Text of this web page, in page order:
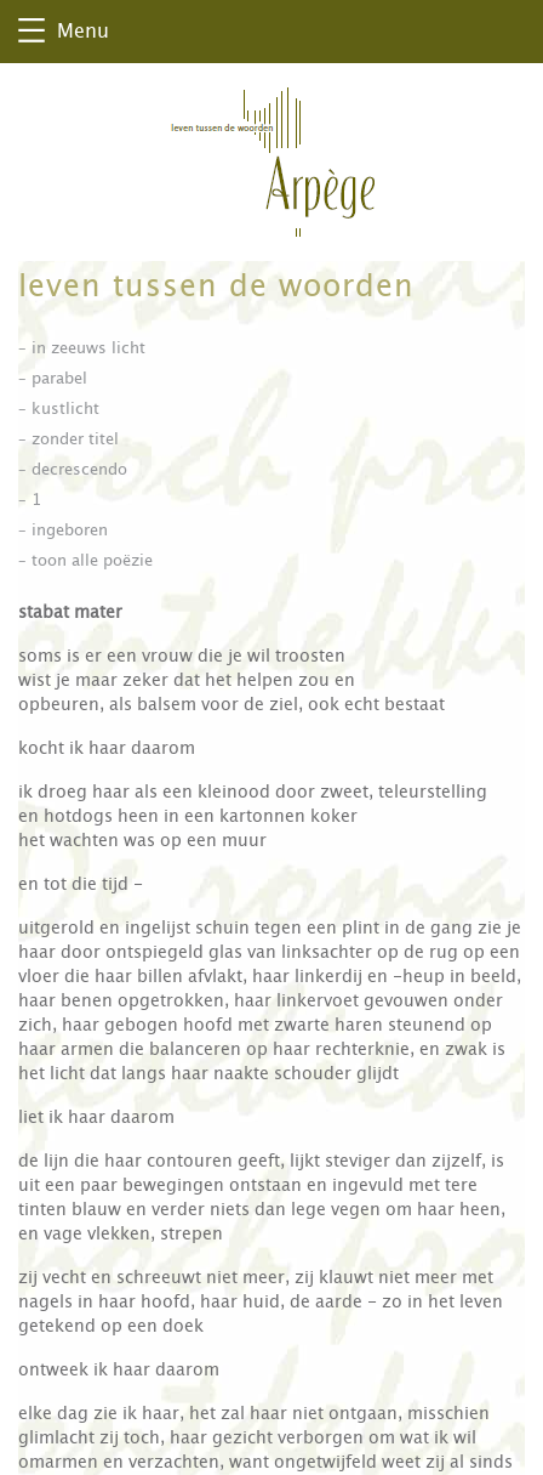
Menu
leven tussen de woorden
– in zeeuws licht
– parabel
– kustlicht
– zonder titel
– decrescendo
– 1
– ingeboren
– toon alle poëzie
stabat mater
soms is er een vrouw die je wil troosten
wist je maar zeker dat het helpen zou en
opbeuren, als balsem voor de ziel, ook echt bestaat
kocht ik haar daarom
ik droeg haar als een kleinood door zweet, teleurstelling
en hotdogs heen in een kartonnen koker
het wachten was op een muur
en tot die tijd -
uitgerold en ingelijst schuin tegen een plint in de gang zie je
haar door ontspiegeld glas van linksachter op de rug op een
vloer die haar billen afvlakt, haar linkerdij en -heup in beeld,
haar benen opgetrokken, haar linkervoet gevouwen onder
zich, haar gebogen hoofd met zwarte haren steunend op
haar armen die balanceren op haar rechterknie, en zwak is
het licht dat langs haar naakte schouder glijdt
liet ik haar daarom
de lijn die haar contouren geeft, lijkt steviger dan zijzelf, is
uit een paar bewegingen ontstaan en ingevuld met tere
tinten blauw en verder niets dan lege vegen om haar heen,
en vage vlekken, strepen
zij vecht en schreeuwt niet meer, zij klauwt niet meer met
nagels in haar hoofd, haar huid, de aarde - zo in het leven
getekend op een doek
ontweek ik haar daarom
elke dag zie ik haar, het zal haar niet ontgaan, misschien
glimlacht zij toch, haar gezicht verborgen om wat ik wil
omarmen en verzachten, want ongetwijfeld weet zij al sinds